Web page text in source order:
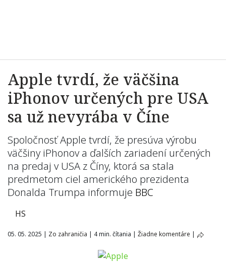
Apple tvrdí, že väčšina
iPhonov určených pre USA
sa už nevyrába v Číne
Spoločnosť Apple tvrdí, že presúva výrobu
väčšiny iPhonov a ďalších zariadení určených
na predaj v USA z Číny, ktorá sa stala
predmetom ciel amerického prezidenta
Donalda Trumpa informuje BBC
HS
05. 05. 2025 | Zo zahraničia | 4 min. čítania | Žiadne komentáre |